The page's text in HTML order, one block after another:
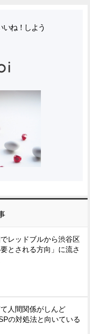
いね！しよう
レッドブルから渋谷区
とされる方向」に流さ
人間関係がしんど
の対処法と向いている